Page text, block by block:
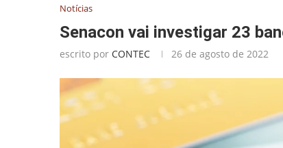
Notícias
Senacon vai investigar 23
escrito por CONTEC 26 de agosto de 2022